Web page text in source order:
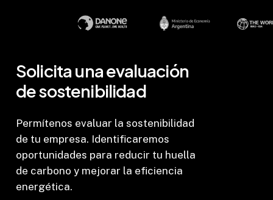
Solicita unaevaluación
desostenibilidad
Permítenos evaluar la sostenibilidad
de tu empresa. Identificaremos
oportunidades para reducir tu huella
de carbono y mejorar la eficiencia
energética.